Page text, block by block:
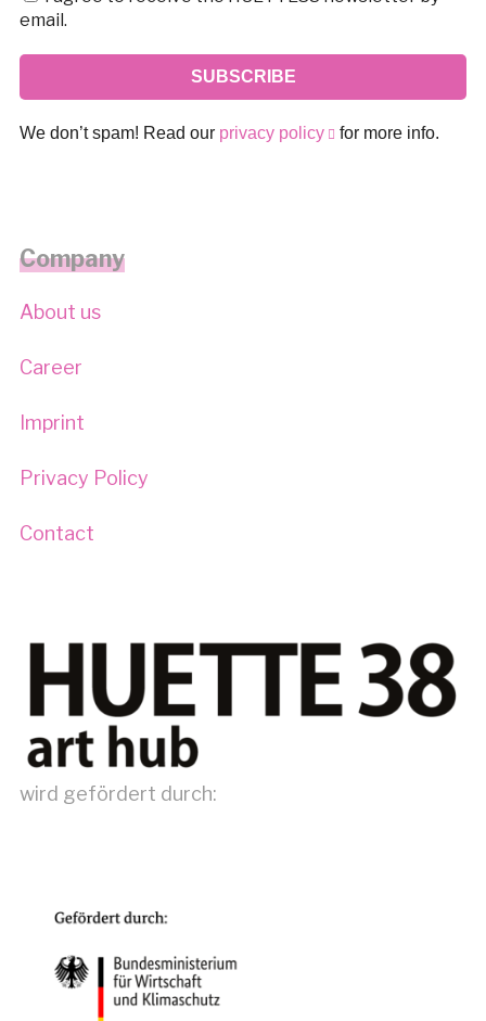
email.
We don’t spam! Read our privacy policy for more info.
Company
About us
Career
Imprint
Privacy Policy
Contact
wird gefördert durch: